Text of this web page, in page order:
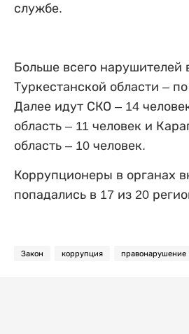
службе.
Больше всего нарушителей
Туркестанской области –
Далее идут СКО – 14
область – 11 человек и
область – 10 человек.
Коррупционеры в органах
попадались в 17 из 20
Закон коррупция правонарушение